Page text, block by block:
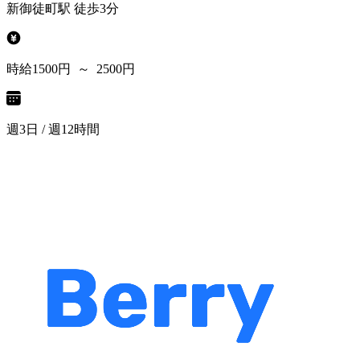
新御徒町駅 徒歩3分
時給1500円 ～ 2500円
週3日 / 週12時間